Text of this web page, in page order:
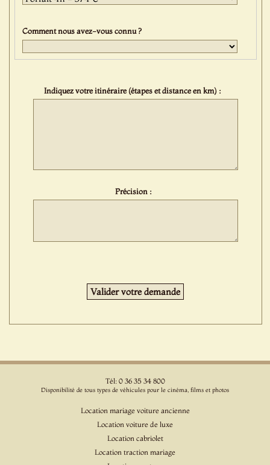
Comment nous avez-vous connu ?
Indiquez votre itinéraire (étapes et distance en km) :
Précision :
Tél: 0 36 35 34 800
Disponibilité de tous types de véhicules pour le cinéma, films et photos
Location mariage voiture ancienne
Location voiture de luxe
Location cabriolet
Location traction mariage